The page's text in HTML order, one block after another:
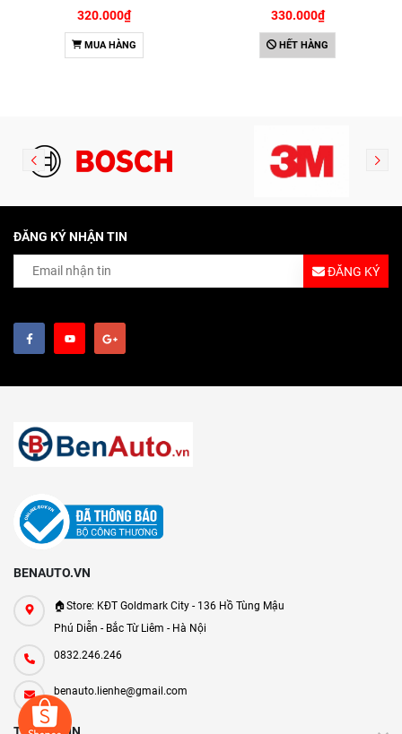
E250 (2009-2013); G500
(2008-2015); GL450 (2006-
2012), S500 (2005-2011);
SLK200 (2011-2015) chính
320.000₫
MUA HÀNG
Cleaner 473ml (08813)
330.000₫
HẾT HÀNG
ĐĂNG KÝ NHẬN TIN
ĐĂNG KÝ
BENAUTO.VN
🏠Store: KĐT Goldmark City - 136 Hồ Tùng Mậu
Phú Diễn - Bắc Từ Liêm - Hà Nội
0832.246.246
benauto.lienhe@gmail.com